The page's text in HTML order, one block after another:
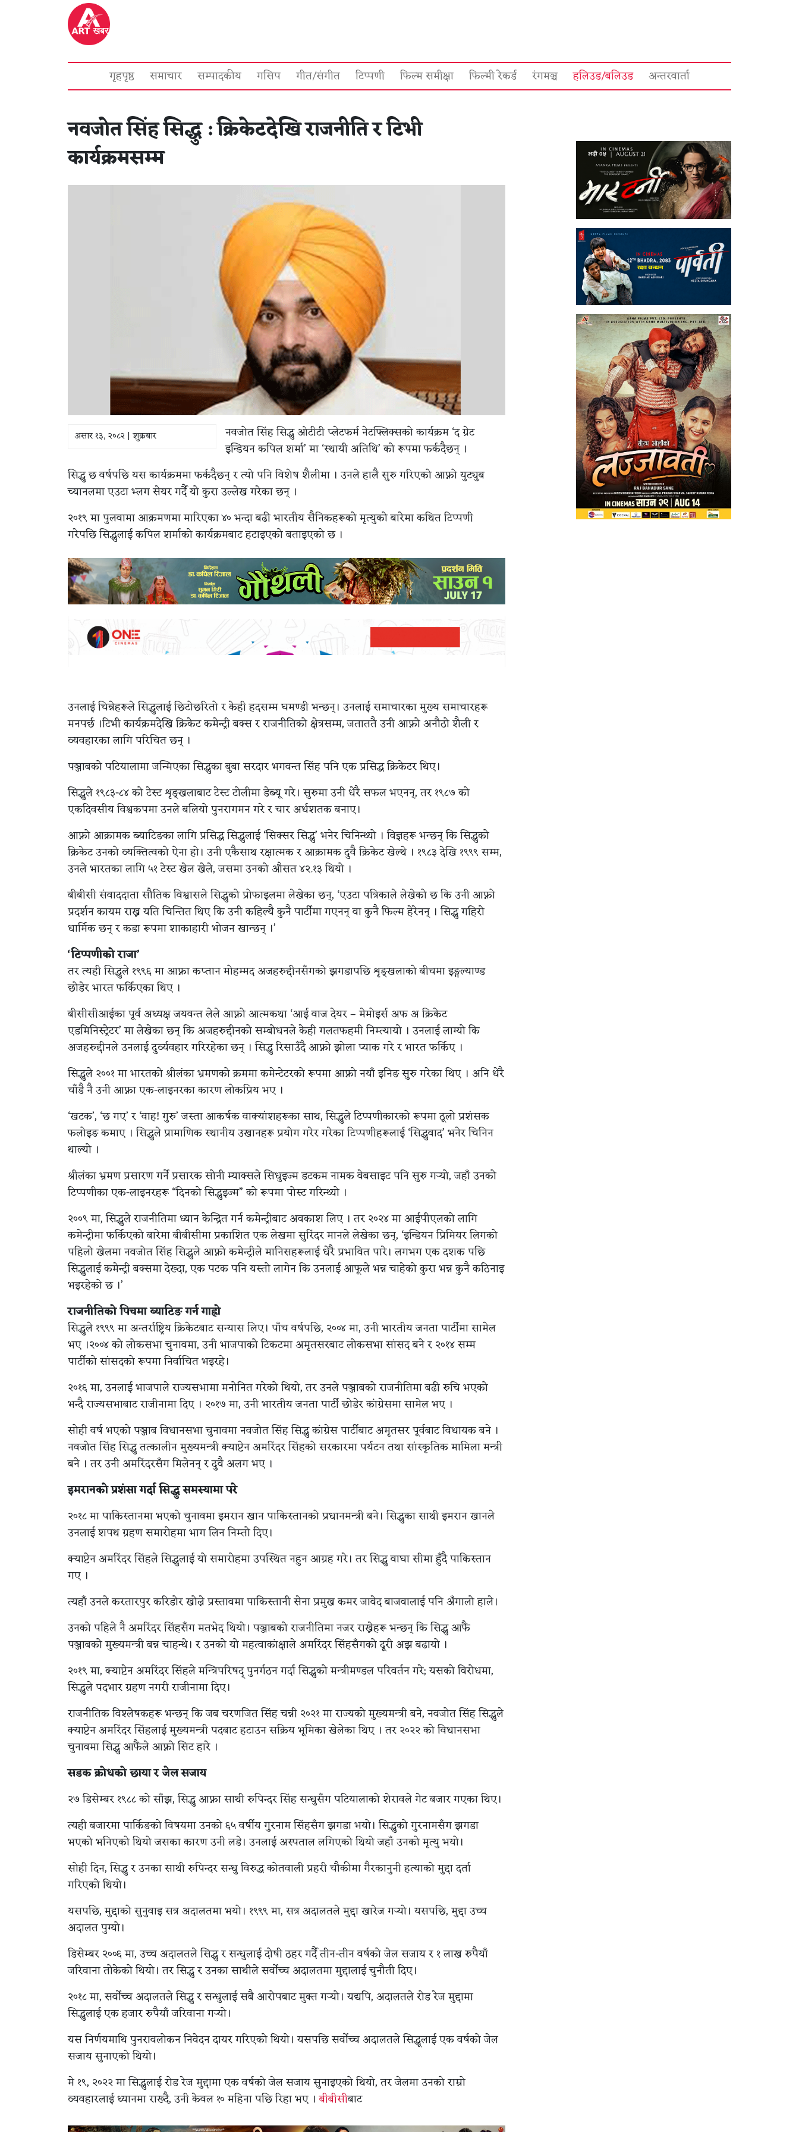
गृहपृष्ठ समाचार सम्पादकीय गसिप गीत/संगीत टिप्पणी फिल्म समीक्षा फिल्मी रेकर्ड रंगमञ्च हलिउड/बलिउड अन्तरवार्ता
नवजोत सिंह सिद्धु : क्रिकेटदेखि राजनीति र टिभी
कार्यक्रमसम्म
असार १३, २०८२ | शुक्रबार
नवजोत सिंह सिद्धु ओटीटी प्लेटफर्म नेटफ्लिक्सको कार्यक्रम ‘द ग्रेट
इन्डियन कपिल शर्मा’ मा ‘स्थायी अतिथि’ को रूपमा फर्कदैछन् ।
सिद्धु छ वर्षपछि यस कार्यक्रममा फर्कदैछन् र त्यो पनि विशेष शैलीमा । उनले हालै सुरु गरिएको आफ्नो युट्युब
च्यानलमा एउटा भ्लग सेयर गर्दै यो कुरा उल्लेख गरेका छन् ।
२०१९ मा पुलवामा आक्रमणमा मारिएका ४० भन्दा बढी भारतीय सैनिकहरूको मृत्युको बारेमा कथित टिप्पणी
गरेपछि सिद्धुलाई कपिल शर्माको कार्यक्रमबाट हटाइएको बताइएको छ ।
उनलाई चिन्नेहरूले सिद्धुलाई छिटोछरितो र केही हदसम्म घमण्डी भन्छन्। उनलाई समाचारका मुख्य समाचारहरू
मनपर्छ ।टिभी कार्यक्रमदेखि क्रिकेट कमेन्ट्री बक्स र राजनीतिको क्षेत्रसम्म, जताततै उनी आफ्नो अनौठो शैली र
व्यवहारका लागि परिचित छन् ।
पञ्जाबको पटियालामा जन्मिएका सिद्धुका बुबा सरदार भगवन्त सिंह पनि एक प्रसिद्ध क्रिकेटर थिए।
सिद्धुले १९८३-८४ को टेस्ट शृङ्खलाबाट टेस्ट टोलीमा डेब्यू गरे। सुरुमा उनी धेरै सफल भएनन्, तर १९८७ को
एकदिवसीय विश्वकपमा उनले बलियो पुनरागमन गरे र चार अर्धशतक बनाए।
आफ्नो आक्रामक ब्याटिङका ​​लागि प्रसिद्ध सिद्धुलाई ‘सिक्सर सिद्धु’ भनेर चिनिन्थ्यो । विज्ञहरू भन्छन् कि सिद्धुको
क्रिकेट उनको व्यक्तित्वको ऐना हो। उनी एकैसाथ रक्षात्मक र आक्रामक दुवै क्रिकेट खेल्थे । १९८३ देखि १९९९ सम्म,
उनले भारतका लागि ५१ टेस्ट खेल खेले, जसमा उनको औसत ४२.१३ थियो ।
बीबीसी संवाददाता सौतिक विश्वासले सिद्धुको प्रोफाइलमा लेखेका छन्, ‘एउटा पत्रिकाले लेखेको छ कि उनी आफ्नो
प्रदर्शन कायम राख्न यति चिन्तित थिए कि उनी कहिल्यै कुनै पार्टीमा गएनन् वा कुनै फिल्म हेरेनन् । सिद्धु गहिरो
धार्मिक छन् र कडा रूपमा शाकाहारी भोजन खान्छन् ।’
‘टिप्पणीको राजा’
तर त्यही सिद्धुले १९९६ मा आफ्ना कप्तान मोहम्मद अजहरुद्दीनसँगको झगडापछि शृङ्खलाको बीचमा इङ्गल्याण्ड
छोडेर भारत फर्किएका थिए ।
बीसीसीआईका पूर्व अध्यक्ष जयवन्त लेले आफ्नो आत्मकथा ‘आई वाज देयर – मेमोइर्स अफ अ क्रिकेट
एडमिनिस्ट्रेटर’ मा लेखेका छन् कि अजहरुद्दीनको सम्बोधनले केही गलतफहमी निम्त्यायो । उनलाई लाग्यो कि
अजहरुद्दीनले उनलाई दुर्व्यवहार गरिरहेका छन् । सिद्धु रिसाउँदै आफ्नो झोला प्याक गरे र भारत फर्किए ।
सिद्धुले २००१ मा भारतको श्रीलंका भ्रमणको क्रममा कमेन्टेटरको रूपमा आफ्नो नयाँ इनिङ सुरु गरेका थिए । अनि धेरै
चाँडै नै उनी आफ्ना एक-लाइनरका कारण लोकप्रिय भए ।
‘खटक’, ‘छ गए’ र ‘वाह! गुरु’ जस्ता आकर्षक वाक्यांशहरूका साथ, सिद्धुले टिप्पणीकारको रूपमा ठूलो प्रशंसक
फलोइङ कमाए । सिद्धुले प्रामाणिक स्थानीय उखानहरू प्रयोग गरेर गरेका टिप्पणीहरूलाई ‘सिद्धुवाद’ भनेर चिनिन
थाल्यो ।
श्रीलंका भ्रमण प्रसारण गर्ने प्रसारक सोनी म्याक्सले सिधुइज्म डटकम नामक वेबसाइट पनि सुरु गर्‍यो, जहाँ उनको
टिप्पणीका एक-लाइनरहरू “दिनको सिद्धुइज्म” को रूपमा पोस्ट गरिन्थ्यो ।
२००९ मा, सिद्धुले राजनीतिमा ध्यान केन्द्रित गर्न कमेन्ट्रीबाट अवकाश लिए । तर २०२४ मा आईपीएलको लागि
कमेन्ट्रीमा फर्किएको बारेमा बीबीसीमा प्रकाशित एक लेखमा सुरिंदर मानले लेखेका छन्, ‘इन्डियन प्रिमियर लिगको
पहिलो खेलमा नवजोत सिंह सिद्धुले आफ्नो कमेन्ट्रीले मानिसहरूलाई धेरै प्रभावित पारे। लगभग एक दशक पछि
सिद्धुलाई कमेन्ट्री बक्समा देख्दा, एक पटक पनि यस्तो लागेन कि उनलाई आफूले भन्न चाहेको कुरा भन्न कुनै कठिनाइ
भइरहेको छ ।’
राजनीतिको पिचमा ब्याटिङ गर्न गाह्रो
सिद्धुले १९९९ मा अन्तर्राष्ट्रिय क्रिकेटबाट सन्यास लिए। पाँच वर्षपछि, २००४ मा, उनी भारतीय जनता पार्टीमा सामेल
भए ।२००४ को लोकसभा चुनावमा, उनी भाजपाको टिकटमा अमृतसरबाट लोकसभा सांसद बने र २०१४ सम्म
पार्टीको सांसदको रूपमा निर्वाचित भइरहे।
२०१६ मा, उनलाई भाजपाले राज्यसभामा मनोनित गरेको थियो, तर उनले पञ्जाबको राजनीतिमा बढी रुचि भएको
भन्दै राज्यसभाबाट राजीनामा दिए । २०१७ मा, उनी भारतीय जनता पार्टी छोडेर कांग्रेसमा सामेल भए ।
सोही वर्ष भएको पञ्जाब विधानसभा चुनावमा नवजोत सिंह सिद्धु कांग्रेस पार्टीबाट अमृतसर पूर्वबाट विधायक बने ।
नवजोत सिंह सिद्धु तत्कालीन मुख्यमन्त्री क्याप्टेन अमरिंदर सिंहको सरकारमा पर्यटन तथा सांस्कृतिक मामिला मन्त्री
बने । तर उनी अमरिंदरसँग मिलेनन् र दुवै अलग भए ।
इमरानको प्रशंसा गर्दा सिद्धु समस्यामा परे
२०१८ मा पाकिस्तानमा भएको चुनावमा इमरान खान पाकिस्तानको प्रधानमन्त्री बने। सिद्धुका साथी इमरान खानले
उनलाई शपथ ग्रहण समारोहमा भाग लिन निम्तो दिए।
क्याप्टेन अमरिंदर सिंहले सिद्धुलाई यो समारोहमा उपस्थित नहुन आग्रह गरे। तर सिद्धु वाघा सीमा हुँदै पाकिस्तान
गए ।
त्यहाँ उनले करतारपुर करिडोर खोल्ने प्रस्तावमा पाकिस्तानी सेना प्रमुख कमर जावेद बाजवालाई पनि अँगालो हाले।
उनको पहिले नै अमरिंदर सिंहसँग मतभेद थियो। पञ्जाबको राजनीतिमा नजर राख्नेहरू भन्छन् कि सिद्धु आफैं
पञ्जाबको मुख्यमन्त्री बन्न चाहन्थे। र उनको यो महत्वाकांक्षाले अमरिंदर सिंहसँगको दूरी अझ बढायो ।
२०१९ मा, क्याप्टेन अमरिंदर सिंहले मन्त्रिपरिषद् पुनर्गठन गर्दा सिद्धुको मन्त्रीमण्डल परिवर्तन गरे; यसको विरोधमा,
सिद्धुले पदभार ग्रहण नगरी राजीनामा दिए।
राजनीतिक विश्लेषकहरू भन्छन् कि जब चरणजित सिंह चन्नी २०२१ मा राज्यको मुख्यमन्त्री बने, नवजोत सिंह सिद्धुले
क्याप्टेन अमरिंदर सिंहलाई मुख्यमन्त्री पदबाट हटाउन सक्रिय भूमिका खेलेका थिए । तर २०२२ को विधानसभा
चुनावमा सिद्धु आफैंले आफ्नो सिट हारे ।
सडक क्रोधको छाया र जेल सजाय
२७ डिसेम्बर १९८८ को साँझ, सिद्धु आफ्ना साथी रुपिन्दर सिंह सन्धुसँग पटियालाको शेरावले गेट बजार गएका थिए।
त्यही बजारमा पार्किङको विषयमा उनको ६५ वर्षीय गुरनाम सिंहसँग झगडा भयो। सिद्धुको गुरनामसँग झगडा
भएको भनिएको थियो जसका कारण उनी लडे। उनलाई अस्पताल लगिएको थियो जहाँ उनको मृत्यु भयो।
सोही दिन, सिद्धु र उनका साथी रुपिन्दर सन्धु विरुद्ध कोतवाली प्रहरी चौकीमा गैरकानुनी हत्याको मुद्दा दर्ता
गरिएको थियो।
यसपछि, मुद्दाको सुनुवाइ सत्र अदालतमा भयो। १९९९ मा, सत्र अदालतले मुद्दा खारेज गर्‍यो। यसपछि, मुद्दा उच्च
अदालत पुग्यो।
डिसेम्बर २००६ मा, उच्च अदालतले सिद्धु र सन्धुलाई दोषी ठहर गर्दै तीन-तीन वर्षको जेल सजाय र १ लाख रुपैयाँ
जरिवाना तोकेको थियो। तर सिद्धु र उनका साथीले सर्वोच्च अदालतमा मुद्दालाई चुनौती दिए।
२०१८ मा, सर्वोच्च अदालतले सिद्धु र सन्धुलाई सबै आरोपबाट मुक्त गर्‍यो। यद्यपि, अदालतले रोड रेज मुद्दामा
सिद्धुलाई एक हजार रुपैयाँ जरिवाना गर्‍यो।
यस निर्णयमाथि पुनरावलोकन निवेदन दायर गरिएको थियो। यसपछि सर्वोच्च अदालतले सिद्धूलाई एक वर्षको जेल
सजाय सुनाएको थियो।
मे १९, २०२२ मा सिद्धुलाई रोड रेज मुद्दामा एक वर्षको जेल सजाय सुनाइएको थियो, तर जेलमा उनको राम्रो
व्यवहारलाई ध्यानमा राख्दै, उनी केवल १० महिना पछि रिहा भए ।बीबीसीबाट